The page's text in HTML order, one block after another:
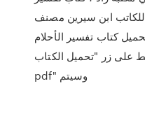
للكاتب ابن سيرين مصنف
كتاب تفسير الأحلام
على زر "تحميل الكتاب
pdf" وسيتم